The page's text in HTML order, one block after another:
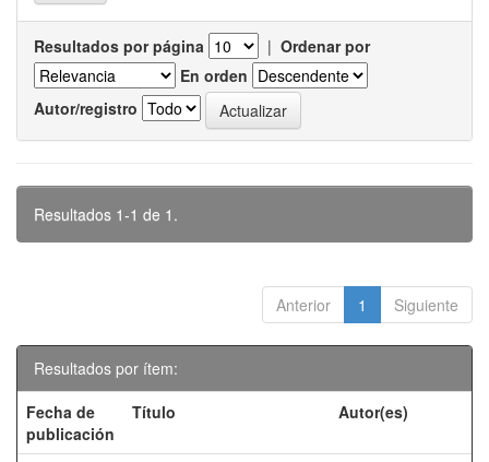
Resultados por página | Ordenar por
En orden
Autor/registro
Resultados 1-1 de 1.
Anterior 1 Siguiente
Resultados por ítem:
Fecha de
publicación
Título Autor(es)